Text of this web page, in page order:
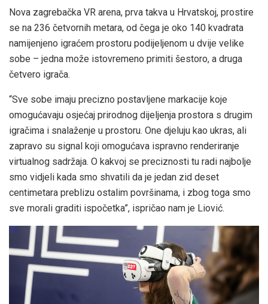
Nova zagrebačka VR arena, prva takva u Hrvatskoj, prostire
se na 236 četvornih metara, od čega je oko 140 kvadrata
namijenjeno igraćem prostoru podijeljenom u dvije velike
sobe – jedna može istovremeno primiti šestoro, a druga
četvero igrača.
“Sve sobe imaju precizno postavljene markacije koje
omogućavaju osjećaj prirodnog dijeljenja prostora s drugim
igračima i snalaženje u prostoru. One djeluju kao ukras, ali
zapravo su signal koji omogućava ispravno renderiranje
virtualnog sadržaja. O kakvoj se preciznosti tu radi najbolje
smo vidjeli kada smo shvatili da je jedan zid deset
centimetara preblizu ostalim površinama, i zbog toga smo
sve morali graditi ispočetka”, ispričao nam je Liović.